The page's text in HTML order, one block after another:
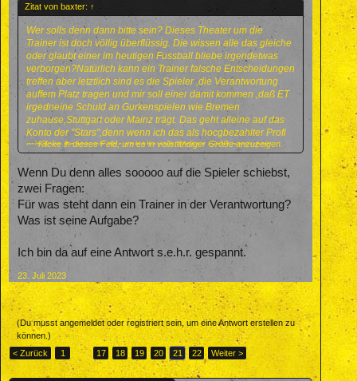
Zitat von baxter: ↑
Wer solls denn dann bitte sein? Dieses Theater um die
Trainer ist doch völlig überflüssig. Die wissen alle das gleiche
oder glaubt einer im heutigen Fussball bliebe irgendetwas
verborgen?Natürlich kann ein Trainer falsche Entscheidungen
treffen aber letztlich sind es die Spieler ,die Verantwortung
auffem Platz tragen und mir soll einer damit kommen ,daß ET
irgedneine Schuld an Gurkenspielen wie Bremen
zuhause,Stuttgart oder Mainz trägt. Das geht alleine auf das
Konto der "Stars",denn wenn ich das als hocgbezahlter Profi
mit dem Anspruch der gehobenen Klasse nicht gewuppt
kriege sollte ich meine Berufswahl noch mal überdenken und
mal darüber nachdenken wie sehr ich meinen Übungsleiter
habe im Regen stehen lassen.Trainerbashing ist sehr
bequem aber es trifft meistens die falschen.Wirkliche
Startrainer ,die auch aus einem Verein mit begrenzten Mitteln
das äusserste herausholen können gibt es nur sehr begrenzt.
Klicke in dieses Feld, um es in vollständiger Größe anzuzeigen.
Wenn Du denn alles sooooo auf die Spieler schiebst,
zwei Fragen:
Für was steht dann ein Trainer in der Verantwortung?
Was ist seine Aufgabe?
Ich bin da auf eine Antwort s.e.h.r. gespannt.
23. Juli 2023
(Du musst angemeldet oder registriert sein, um eine Antwort erstellen zu
können.)
< Zurück
1 ← 17 18 19 20 21 22 Weiter >